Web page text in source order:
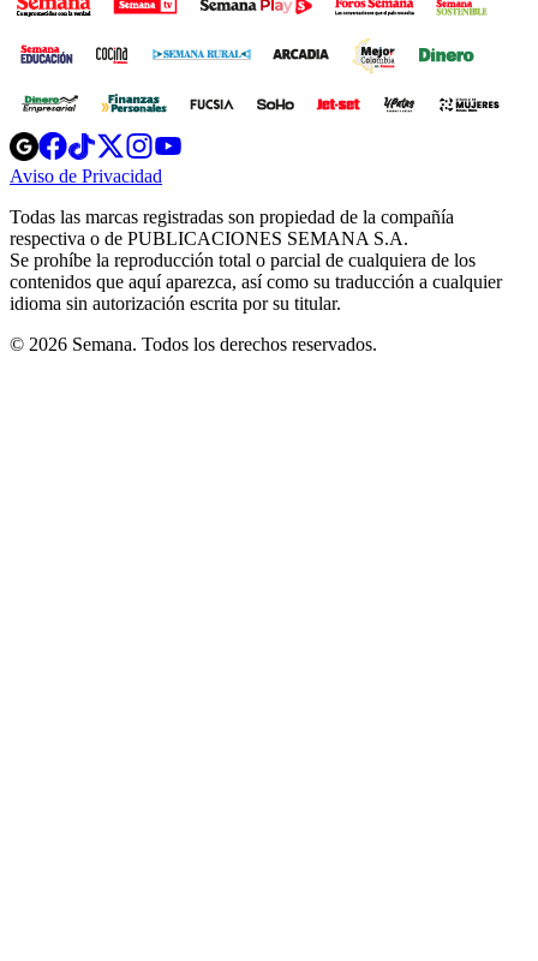
Opens
in
new
Opens
in
new
Opens
in
new
window
Opens
new
windowwindow
Aviso de Privacidad
new
window
Todas las marcas registradas son propiedad de la compañía
respectiva o de PUBLICACIONES SEMANA S.A.
Se prohíbe la reproducción total o parcial de cualquiera de los
contenidos que aquí aparezca, así como su traducción a cualquier
idioma sin autorización escrita por su titular.
© 2026 Semana. Todos los derechos reservados.